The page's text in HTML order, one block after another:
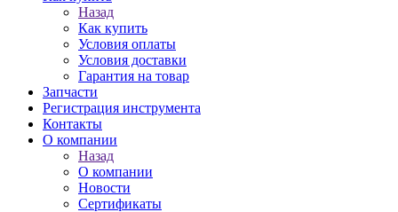
Назад
Как купить
Условия оплаты
Условия доставки
Гарантия на товар
Запчасти
Регистрация инструмента
Контакты
О компании
Назад
О компании
Новости
Сертификаты